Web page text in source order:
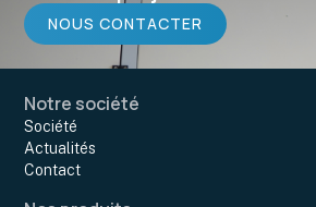
NOUS CONTACTER
Notre société
Société
Actualités
Contact